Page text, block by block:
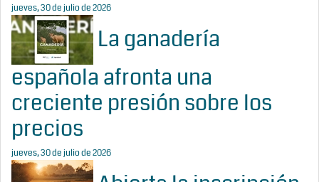
jueves, 30 de julio de 2026
La ganadería
española afronta una
creciente presión sobre los
precios
jueves, 30 de julio de 2026